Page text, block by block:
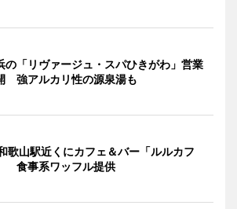
の「リヴァージュ・スパひきがわ」営業
強アルカリ性の源泉湯も
歌山駅近くにカフェ＆バー「ルルカフ
食事系ワッフル提供